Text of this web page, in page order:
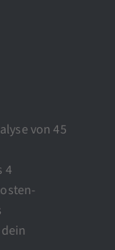
von 45
4